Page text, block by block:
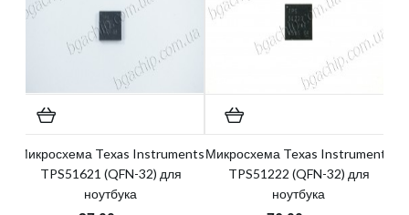
Микросхема Texas Instruments
TPS51621 (QFN-32) для
ноутбука
Микросхема Texas Instruments
TPS51222 (QFN-32) для
ноутбука